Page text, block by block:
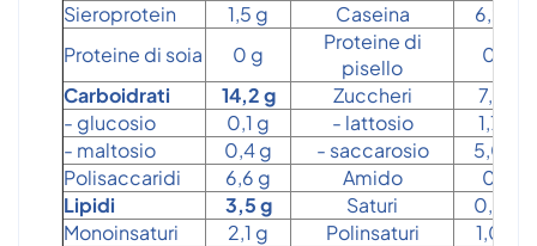
Sieroprotein
1,5 g Caseina
6,2 g
Proteine di soia
0 g
Proteine di
pisello
0 g
Carboidrati
14,2 g Zuccheri
7,1 g
- glucosio
0,1 g - lattosio
1,7 g
- maltosio
0,4 g - saccarosio
5,0 g
Polisaccaridi
6,6 g Amido
0 g
Lipidi
3,5 g Saturi
0,4 g
Monoinsaturi
2,1 g Polinsaturi
1,0 g